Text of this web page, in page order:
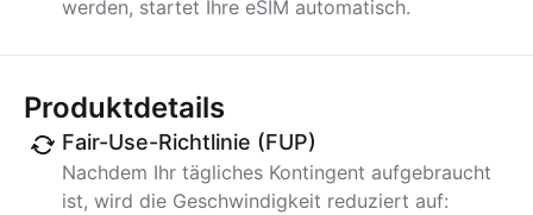
werden, startet Ihre eSIM automatisch.
Produktdetails
Fair-Use-Richtlinie (FUP)
Nachdem Ihr tägliches Kontingent aufgebraucht
ist, wird die Geschwindigkeit reduziert auf: